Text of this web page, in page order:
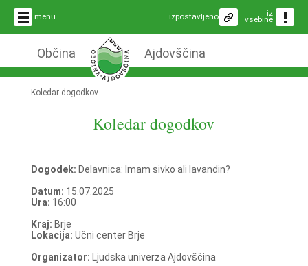
menu iz
vsebine
izpostavljeno
Občina Ajdovščina
Koledar dogodkov
Koledar dogodkov
Dogodek: Delavnica: Imam sivko ali lavandin?
Datum: 15.07.2025
Ura: 16:00
Kraj: Brje
Lokacija: Učni center Brje
Organizator: Ljudska univerza Ajdovščina